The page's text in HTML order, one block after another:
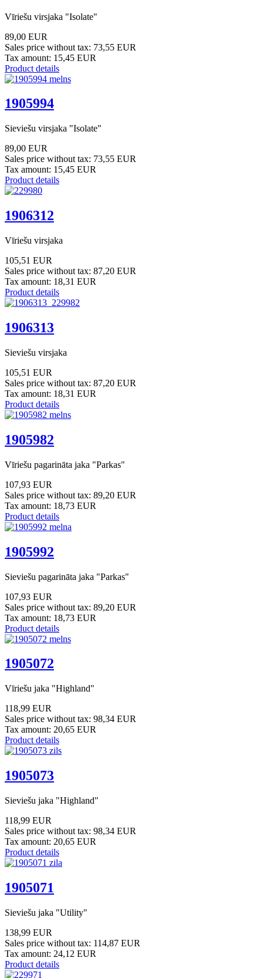
Vīriešu virsjaka "Isolate"
89,00 EUR
Sales price without tax: 73,55 EUR
Tax amount: 15,45 EUR
Product details
1905994
Sieviešu virsjaka "Isolate"
89,00 EUR
Sales price without tax: 73,55 EUR
Tax amount: 15,45 EUR
Product details
1906312
Vīriešu virsjaka
105,51 EUR
Sales price without tax: 87,20 EUR
Tax amount: 18,31 EUR
Product details
1906313
Sieviešu virsjaka
105,51 EUR
Sales price without tax: 87,20 EUR
Tax amount: 18,31 EUR
Product details
1905982
Vīriešu pagarināta jaka "Parkas"
107,93 EUR
Sales price without tax: 89,20 EUR
Tax amount: 18,73 EUR
Product details
1905992
Sieviešu pagarināta jaka "Parkas"
107,93 EUR
Sales price without tax: 89,20 EUR
Tax amount: 18,73 EUR
Product details
1905072
Vīriešu jaka "Highland"
118,99 EUR
Sales price without tax: 98,34 EUR
Tax amount: 20,65 EUR
Product details
1905073
Sieviešu jaka "Highland"
118,99 EUR
Sales price without tax: 98,34 EUR
Tax amount: 20,65 EUR
Product details
1905071
Sieviešu jaka "Utility"
138,99 EUR
Sales price without tax: 114,87 EUR
Tax amount: 24,12 EUR
Product details